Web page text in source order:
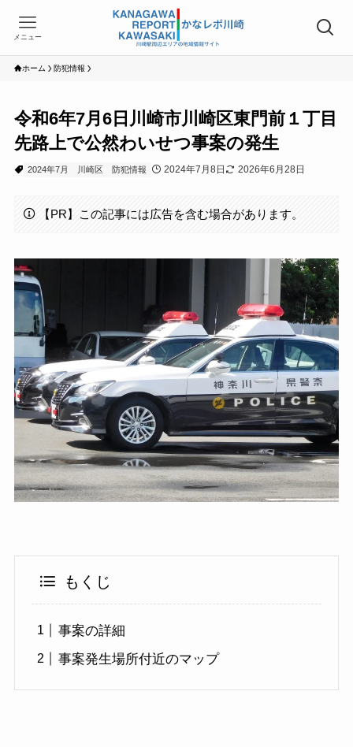
メニュー
ホーム 防犯情報
令和6年7月6日川崎市川崎区東門前１丁目
先路上で公然わいせつ事案の発生
2024年7月 川崎区 防犯情報 2024年7月8日 2026年6月28日
【PR】この記事には広告を含む場合があります。
もくじ
事案の詳細
事案発生場所付近のマップ